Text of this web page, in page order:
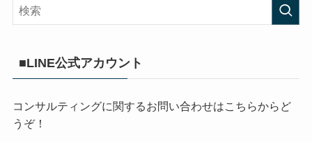
■LINE公式アカウント
コンサルティングに関するお問い合わせはこちらからど
うぞ！